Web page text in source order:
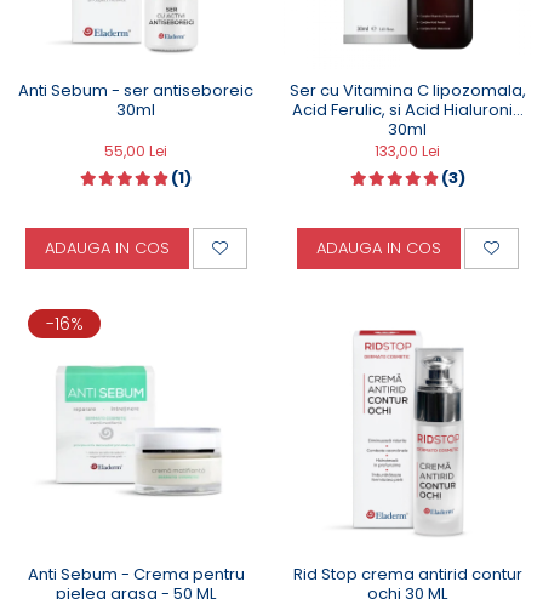
Anti Sebum - ser antiseboreic
30ml
55,00 Lei
(1)
ADAUGA IN COS
Ser cu Vitamina C lipozomala,
Acid Ferulic, si Acid Hialuronic
30ml
133,00 Lei
(3)
ADAUGA IN COS
-16%
Anti Sebum - Crema pentru
pielea grasa - 50 ML
Rid Stop crema antirid contur
ochi 30 ML